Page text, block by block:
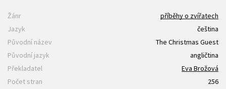
Žánr
příběhy o zvířatech
Jazyk
čeština
Původní název
The Christmas Guest
Původní jazyk
angličtina
Překladatel
Eva Brožová
Počet stran
256